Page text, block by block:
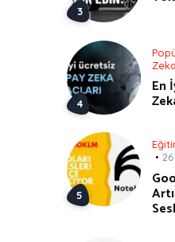
Zeka
En